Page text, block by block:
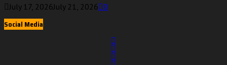
July 17, 2026July 21, 2026 0
Social Media